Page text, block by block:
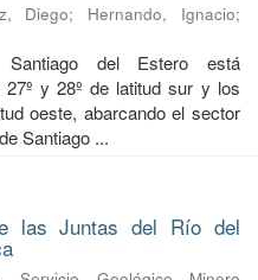
Diego; Hernando, Ignacio;
del Estero está
y 28º de latitud sur y los
oeste, abarcando el sector
Santiago ...
las Juntas del Río del